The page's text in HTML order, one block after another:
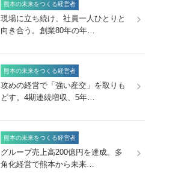
熊本の未来をつくる経営者
現場に立ち続け、社員一人ひとりと
向き合う。創業80年の年…
熊本の未来をつくる経営者
攻めの経営で「強い産交」を取りも
どす。4期連続増収、5年…
熊本の未来をつくる経営者
グループ売上高200億円を達成。多
角化経営で熊本から未来…